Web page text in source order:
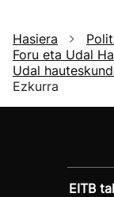
Hasiera
Foru eta Udal
Udal
Ezkurra
EITB